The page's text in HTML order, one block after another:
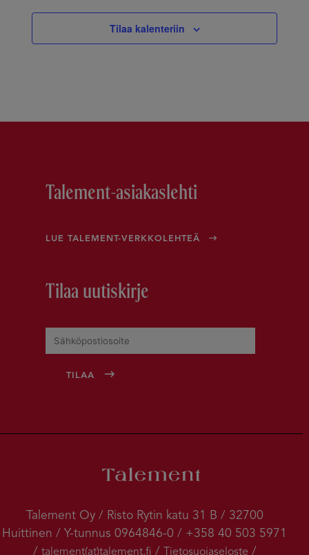
Tilaa kalenteriin
Talement-asiakaslehti
LUE TALEMENT-VERKKOLEHTEÄ
Tilaa uutiskirje
Talement Oy / Risto Rytin katu 31 B / 32700
Huittinen / Y-tunnus 0964846-0 / +358 40 503 5971
/ talement(at)talement.fi / Tietosuojaseloste /